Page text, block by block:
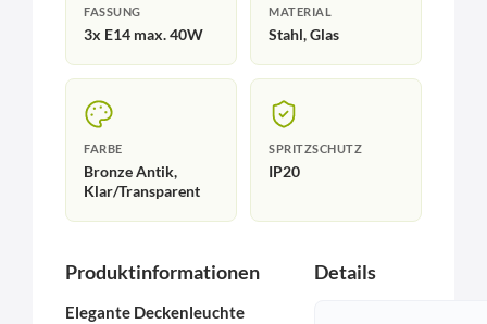
FASSUNG
3x E14 max. 40W
MATERIAL
Stahl, Glas
FARBE
Bronze Antik,
Klar/Transparent
SPRITZSCHUTZ
IP20
Produktinformationen
Elegante Deckenleuchte
Details